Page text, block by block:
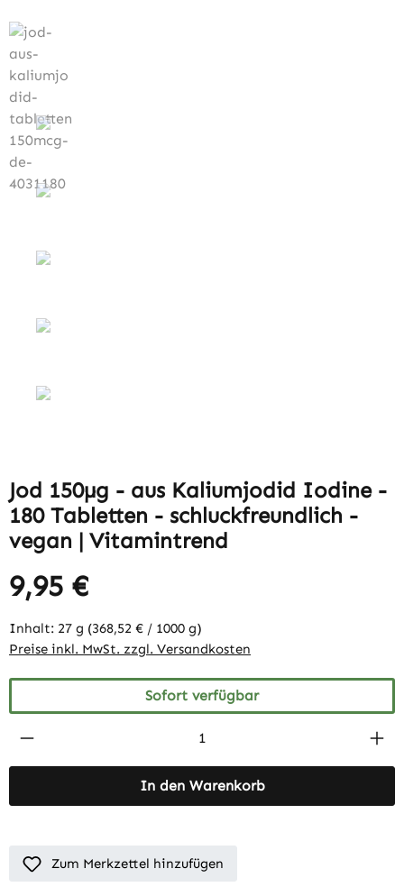
Jod 150µg - aus Kaliumjodid Iodine -
180 Tabletten - schluckfreundlich -
vegan | Vitamintrend
9,95 €
Inhalt: 27 g (368,52 € / 1000 g)
Preise inkl. MwSt. zzgl. Versandkosten
Sofort verfügbar
Produkt Anzahl: Gib den gewünschten
In den Warenkorb
Zum Merkzettel hinzufügen